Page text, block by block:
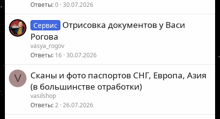
Ответы 0 30.07.2026
Сервис
Отрисовка документов у Васи
Рогова
vasya_rogov
Ответы 16 30.07.2026
V
Сканы и фото паспортов СНГ, Европа, Азия
(в большинстве отработки)
vasilshop
Ответы 2 26.07.2026